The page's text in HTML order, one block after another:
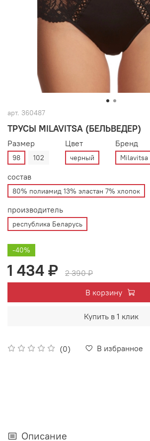
арт. 360487
ТРУСЫ MILAVITSA (БЕЛЬВЕДЕР)
(0) В избранное
Размер
98 102
Цвет
черный
Бренд
Milavitsa
состав
80% полиамид 13% эластан 7% хлопок
производитель
республика Беларусь
-40%
1 434 ₽
2 390 ₽
В корзину
Купить в 1 клик
Описание